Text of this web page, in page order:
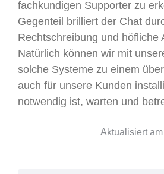
fachkundigen Supporter zu
Gegenteil brilliert der Chat
Rechtschreibung und höfliche
Natürlich können wir mit
solche Systeme zu einem
auch für unsere Kunden
notwendig ist, warten und
Aktualisiert